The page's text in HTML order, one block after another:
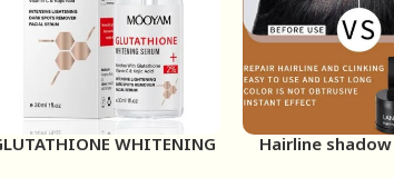
WHITENING
Hairline